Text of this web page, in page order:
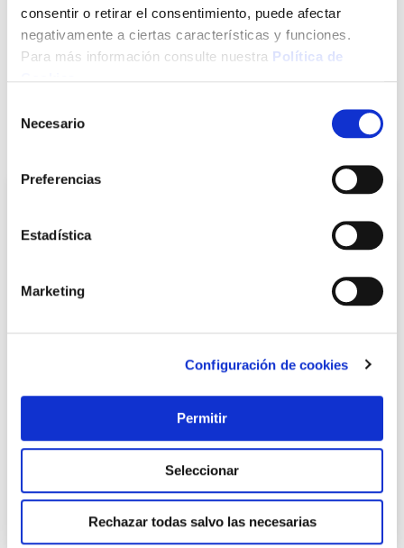
consentir o retirar el consentimiento, puede afectar
negativamente a ciertas características y funciones.
Para más información consulte nuestra Política de
Necesario
Preferencias
Estadística
Marketing
Configuración de cookies
Permitir
Seleccionar
Rechazar todas salvo las necesarias
+ INFO
Velilla
29,45 €
Añadir al carrito